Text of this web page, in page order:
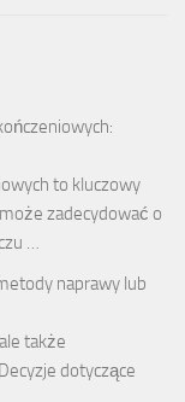
to kluczowy
zadecydować o
…
naprawy lub
także
dotyczące